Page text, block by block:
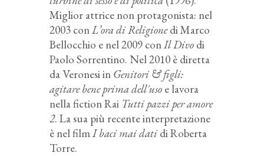
Miglior attrice non protagonista: nel
2003 conL’ora di Religionedi Marco
Bellocchio e nel 2009 conIl Divo di
Paolo Sorrentino. Nel 2010 è diretta
da Veronesi in Genitori & figli:
agitare bene prima dell'uso e lavora
nella fiction Rai Tutti pazzi per amore
2. La sua più recente interpretazione
è nel filmI baci mai dati di Roberta
Torre.